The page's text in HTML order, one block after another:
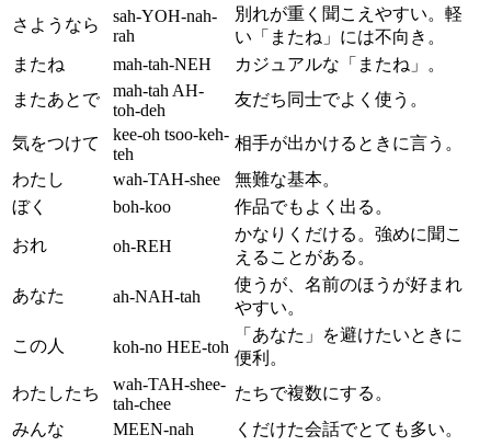
さようなら
sah-YOH-nah-
rah
別れが重く聞こえやすい。軽
い「またね」には不向き。
またね
mah-tah-NEH
カジュアルな「またね」。
またあとで
mah-tah AH-
toh-deh
友だち同士でよく使う。
気をつけて
kee-oh tsoo-keh-
teh
相手が出かけるときに言う。
わたし
wah-TAH-shee
無難な基本。
ぼく
boh-koo 作品でもよく出る。
おれ oh-REH
かなりくだける。強めに聞こ
えることがある。
あなた ah-NAH-tah
使うが、名前のほうが好まれ
やすい。
この人 koh-no HEE-toh
「あなた」を避けたいときに
便利。
わたしたち
wah-TAH-shee-
tah-chee
たちで複数にする。
みんな
MEEN-nah
くだけた会話でとても多い。